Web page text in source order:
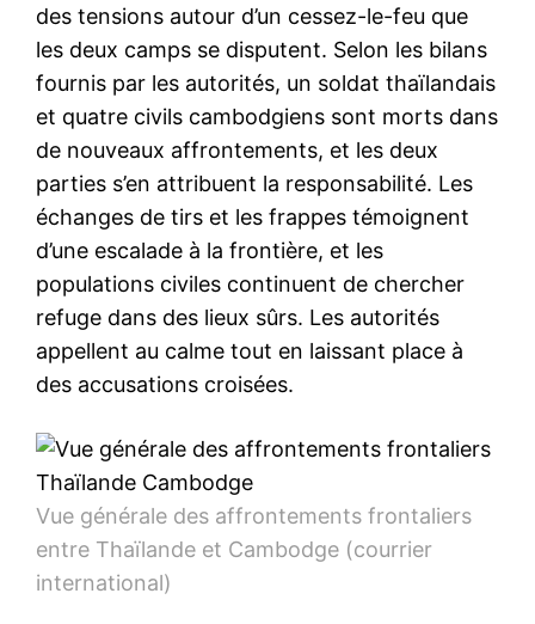
des tensions autour d’un cessez-le-feu que
les deux camps se disputent. Selon les bilans
fournis par les autorités, un soldat thaïlandais
et quatre civils cambodgiens sont morts dans
de nouveaux affrontements, et les deux
parties s’en attribuent la responsabilité. Les
échanges de tirs et les frappes témoignent
d’une escalade à la frontière, et les
populations civiles continuent de chercher
refuge dans des lieux sûrs. Les autorités
appellent au calme tout en laissant place à
des accusations croisées.
Vue générale des affrontements frontaliers
entre Thaïlande et Cambodge (courrier
international)